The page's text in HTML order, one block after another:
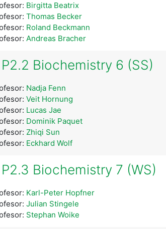
Birgitta Beatrix
Thomas Becker
Roland Beckmann
Andreas Bracher
P2.2 Biochemistry 6 (SS)
Nadja Fenn
Veit Hornung
Lucas Jae
Dominik Paquet
Zhiqi Sun
Eckhard Wolf
P2.3 Biochemistry 7 (WS)
Karl-Peter Hopfner
Julian Stingele
Stephan Woike